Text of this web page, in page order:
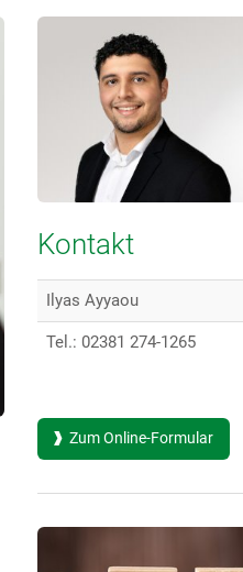
Kontakt
Ilyas Ayyaou
Tel.: 02381 274-1265
Zum Online-Formular